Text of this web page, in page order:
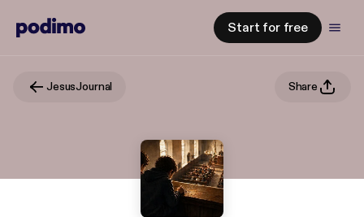
Start for free
JesusJournal Share